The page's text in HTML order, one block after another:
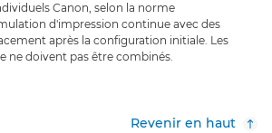
Canon, selon la norme
d'impression continue avec des
après la configuration initiale. Les
ne doivent pas être combinés.
Revenir en haut